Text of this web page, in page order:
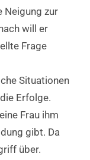
Neigung zur
will er
Frage
Situationen
Erfolge.
Frau ihm
gibt. Da
über.